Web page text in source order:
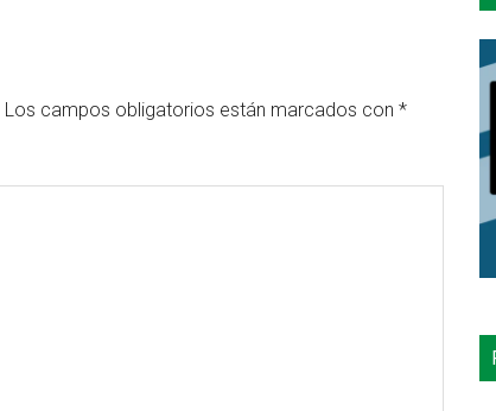
Los campos obligatorios están marcados con *